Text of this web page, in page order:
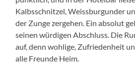
Kalbsschnitzel, Weissburgunder
der Zunge zergehen. Ein absolut
seinen würdigen Abschluss. Die
auf, denn wohlige, Zufriedenheit
alle Freunde Heim.